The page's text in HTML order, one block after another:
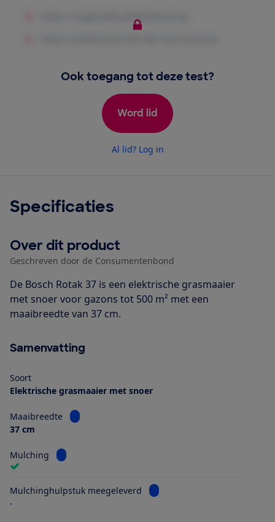
Ook toegang tot deze test?
Word lid
Al lid? Log in
Specificaties
Over dit product
Geschreven door de Consumentenbond
De Bosch Rotak 37 is een elektrische grasmaaier
met snoer voor gazons tot 500 m² met een
maaibreedte van 37 cm.
Samenvatting
Soort
Elektrische grasmaaier met snoer
Maaibreedte
Bekijk informatie voor Maaibreedte
37 cm
Mulching Bekijk informatie voor Mulching
Mulchinghulpstuk meegeleverd
Bekijk informatie voor
-